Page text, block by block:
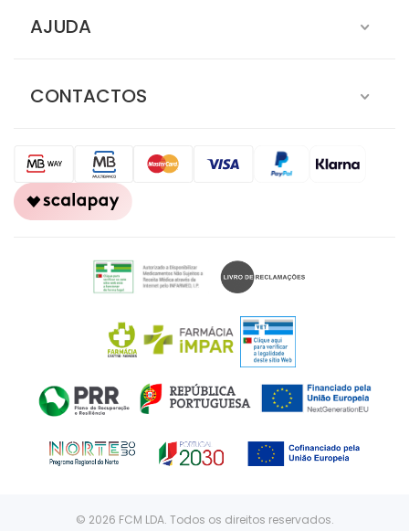
AJUDA
CONTACTOS
© 2026 FCM LDA. Todos os direitos reservados.